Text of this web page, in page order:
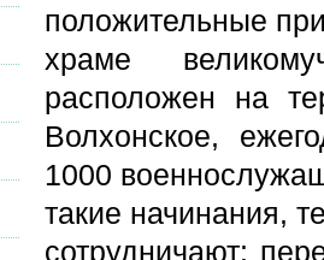
положительные
храме
расположен на
Волхонское,
1000
такие начинания,
сотрудничают: